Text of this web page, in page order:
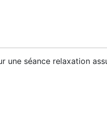
une séance relaxation